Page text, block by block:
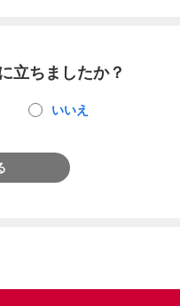
立ちましたか？
いいえ